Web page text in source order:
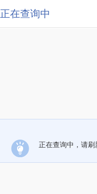
正在查询中
正在查询中，请刷